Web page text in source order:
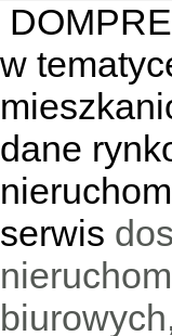
w
dane
serwis